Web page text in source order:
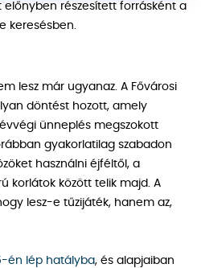
előnyben részesített forrásként a
keresésben.
lesz már ugyanaz. A Fővárosi
döntést hozott, amely
ünneplés megszokott
gyakorlatilag szabadon
használni éjféltől, a
korlátok között telik majd. A
lesz-e tűzijáték, hanem az,
én lép hatályba, és alapjaiban